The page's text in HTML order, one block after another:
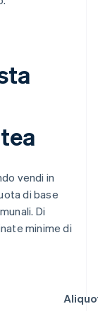
vendi in
di base
Di
minime di